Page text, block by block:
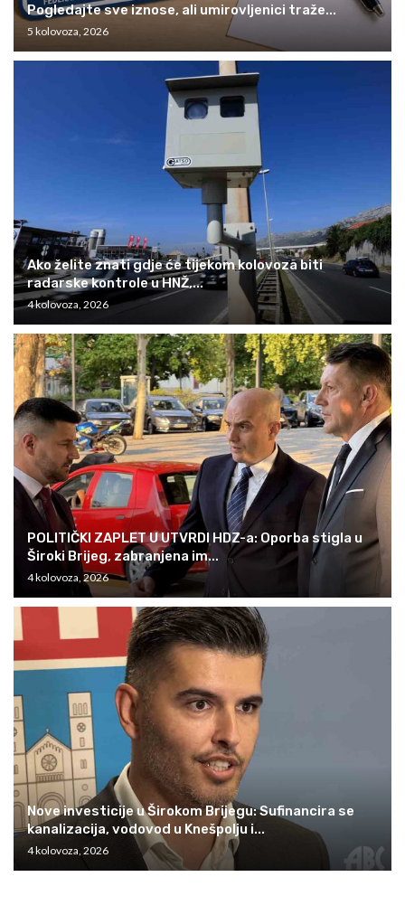
Pogledajte sve iznose, ali umirovljenici traže...
5 kolovoza, 2026
Ako želite znati gdje će tijekom kolovoza biti
radarske kontrole u HNŽ,...
4 kolovoza, 2026
POLITIČKI ZAPLET U UTVRDI HDZ-a: Oporba stigla u
Široki Brijeg, zabranjena im...
4 kolovoza, 2026
Nove investicije u Širokom Brijegu: Sufinancira se
kanalizacija, vodovod u Knešpolju i...
4 kolovoza, 2026